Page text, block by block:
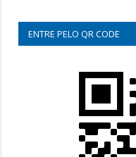
ENTRE PELO QR CODE